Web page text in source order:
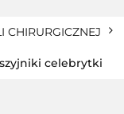
CHIRURGICZNEJ
celebrytki